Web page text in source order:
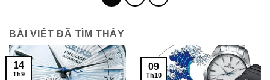
BÀI VIẾT ĐÃ TÌM THẤY
14
Th9
09
Th10